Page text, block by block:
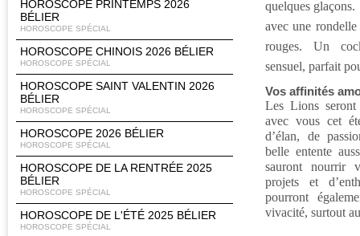
HOROSCOPE PRINTEMPS 2026
BÉLIER
HOROSCOPE SPÉCIAL
HOROSCOPE CHINOIS 2026 BÉLIER
HOROSCOPE SPÉCIAL
HOROSCOPE SAINT VALENTIN 2026
BÉLIER
HOROSCOPE SPÉCIAL
HOROSCOPE 2026 BÉLIER
HOROSCOPE SPÉCIAL
HOROSCOPE DE LA RENTRÉE 2025
BÉLIER
HOROSCOPE SPÉCIAL
HOROSCOPE DE L'ÉTÉ 2025 BÉLIER
HOROSCOPE SPÉCIAL
quelques
avec une
rouges. Un
sensuel, parfait
Vos affinités
Les Lions seront
avec vous cet
d’élan, de
belle entente
sauront nourrir
projets et
pourront
vivacité, surtout